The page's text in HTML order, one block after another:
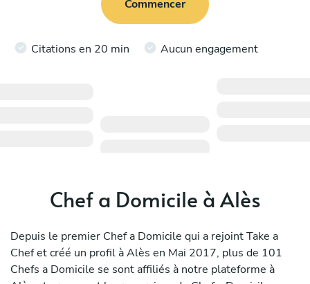
Commencer
Citations en 20 min Aucun engagement
Chef a Domicile à Alès
Depuis le premier Chef a Domicile qui a rejoint Take a
Chef et créé un profil à Alès en Mai 2017, plus de 101
Chefs a Domicile se sont affiliés à notre plateforme à